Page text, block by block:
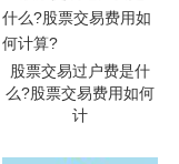
股票交易过户费是什
么?股票交易费用如何
计